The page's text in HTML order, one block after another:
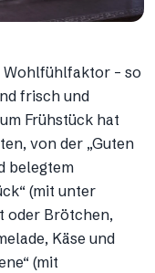
– so
frisch und
Frühstück hat
von der „Guten
belegtem
(mit unter
oder Brötchen,
Käse und
(mit